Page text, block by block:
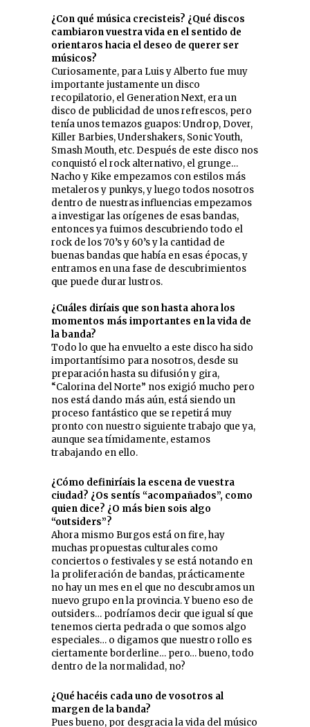
¿Con qué música crecisteis? ¿Qué discos
cambiaron vuestra vida en el sentido de
orientaros hacia el deseo de querer ser
músicos?
Curiosamente, para Luis y Alberto fue muy
importante justamente un disco
recopilatorio, el Generation Next, era un
disco de publicidad de unos refrescos, pero
tenía unos temazos guapos: Undrop, Dover,
Killer Barbies, Undershakers, Sonic Youth,
Smash Mouth, etc. Después de este disco nos
conquistó el rock alternativo, el grunge…
Nacho y Kike empezamos con estilos más
metaleros y punkys, y luego todos nosotros
dentro de nuestras influencias empezamos
a investigar las orígenes de esas bandas,
entonces ya fuimos descubriendo todo el
rock de los 70’s y 60’s y la cantidad de
buenas bandas que había en esas épocas, y
entramos en una fase de descubrimientos
que puede durar lustros.
¿Cuáles diríais que son hasta ahora los
momentos más importantes en la vida de
la banda?
Todo lo que ha envuelto a este disco ha sido
importantísimo para nosotros, desde su
preparación hasta su difusión y gira,
“Calorina del Norte” nos exigió mucho pero
nos está dando más aún, está siendo un
proceso fantástico que se repetirá muy
pronto con nuestro siguiente trabajo que ya,
aunque sea tímidamente, estamos
trabajando en ello.
¿Cómo definiríais la escena de vuestra
ciudad? ¿Os sentís “acompañados”, como
quien dice? ¿O más bien sois algo
“outsiders”?
Ahora mismo Burgos está on fire, hay
muchas propuestas culturales como
conciertos o festivales y se está notando en
la proliferación de bandas, prácticamente
no hay un mes en el que no descubramos un
nuevo grupo en la provincia. Y bueno eso de
outsiders… podríamos decir que igual sí que
tenemos cierta pedrada o que somos algo
especiales… o digamos que nuestro rollo es
ciertamente borderline… pero… bueno, todo
dentro de la normalidad, no?
¿Qué hacéis cada uno de vosotros al
margen de la banda?
Pues bueno, por desgracia la vida del músico